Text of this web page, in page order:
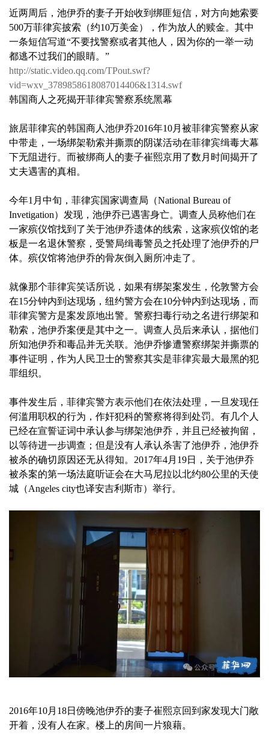
近两周后，池伊乔的妻子开始收到绑匪短信，对方向她索要
500万菲律宾披索（约10万美金），作为放人的赎金。其中
一条短信写道“不要找警察或者其他人，因为你的一举一动
都逃不过我们的眼睛。”
http://static.video.qq.com/TPout.swf?
vid=wxv_3789858618087014406&1314.swf
韩国商人之死揭开菲律宾警察系统黑幕
旅居菲律宾的韩国商人池伊乔2016年10月被菲律宾警察从家
中带走，一场绑架勒索并撕票的阴谋活动在菲律宾缉毒大幕
下无阻进行。而被绑商人的妻子崔熙京用了数月时间揭开了
丈夫遇害的真相。
今年1月中旬，菲律宾国家调查局（National Bureau of
Invetigation）发现，池伊乔已遇害身亡。调查人员称他们在
一家殡仪馆找到了关于池伊乔遗体的线索，这家殡仪馆的老
板是一名退休警察，受警局缉毒警员之托处理了池伊乔的尸
体。殡仪馆将池伊乔的骨灰倒入厕所冲走了。
就像那个菲律宾笑话所说，如果有绑架案发生，伦敦警方会
在15分钟内到达现场，纽约警方会在10分钟内到达现场，而
菲律宾警方是案发原地出警。警察扫毒行动之名进行绑架和
勒索，池伊乔案便是其中之一。调查人员后来承认，据他们
所知池伊乔和毒品并无关联。池伊乔惨遭警察绑架并撕票的
事件证明，作为人民卫士的警察其实是菲律宾最大最黑的犯
罪组织。
事件发生后，菲律宾警方表示他们在依法处理，一旦发现任
何滥用职权的行为，作奸犯科的警察将得到处罚。有几个人
已经在宣誓证词中承认参与绑架池伊乔，并且已经被拘留，
以等待进一步调查；但是没有人承认杀害了池伊乔，池伊乔
被杀的确切原因还无从得知。2017年4月19日，关于池伊乔
被杀案的第一场法庭听证会在大马尼拉以北约80公里的天使
城（Angeles city也译安吉利斯市）举行。
2016年10月18日傍晚池伊乔的妻子崔熙京回到家发现大门敞
开着，没有人在家。楼上的房间一片狼藉。